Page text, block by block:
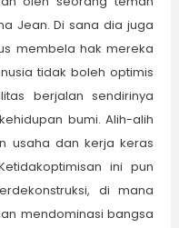
Jean. Di sana dia juga
membela hak mereka
tidak boleh optimis
berjalan sendirinya
bumi. Alih-alih
usaha dan kerja keras
ini pun
di mana
mendominasi bangsa